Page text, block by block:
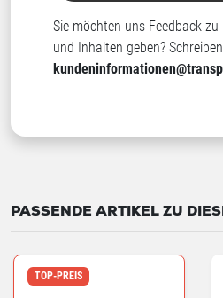
Sie möchten uns Feedback
und Inhalten geben?
PASSENDE ARTIKEL ZU
TOP-PREIS